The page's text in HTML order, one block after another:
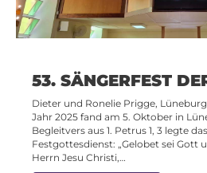
53. SÄNGERFEST
Dieter und Ronelie Prigge,
Jahr 2025 fand am 5. Oktober in
Begleitvers aus 1. Petrus 1, 3 legte
Festgottesdienst: „Gelobet sei Gott
Herrn Jesu Christi,…